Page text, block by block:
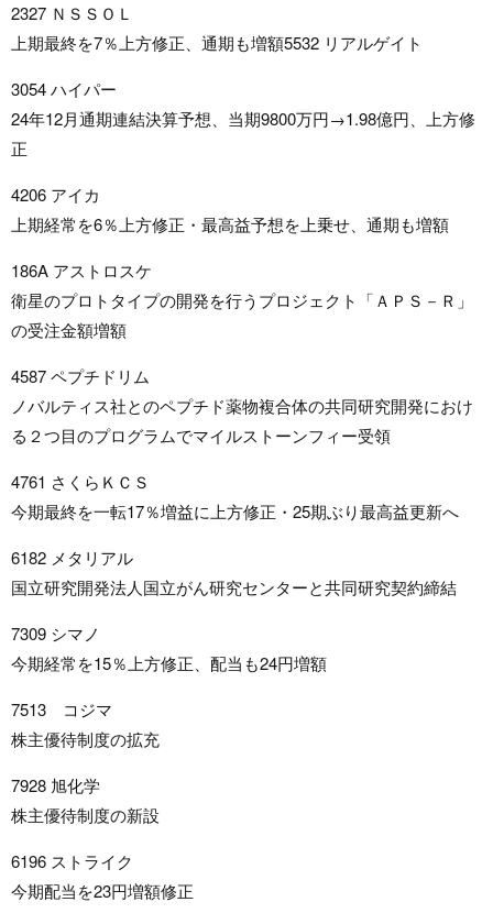
2327 ＮＳＳＯＬ
上期最終を7％上方修正、通期も増額5532 リアルゲイト
3054 ハイパー
24年12月通期連結決算予想、当期9800万円→1.98億円、上方修
正
4206 アイカ
上期経常を6％上方修正・最高益予想を上乗せ、通期も増額
186A アストロスケ
衛星のプロトタイプの開発を行うプロジェクト「ＡＰＳ－Ｒ」
の受注金額増額
4587 ペプチドリム
ノバルティス社とのペプチド薬物複合体の共同研究開発におけ
る２つ目のプログラムでマイルストーンフィー受領
4761 さくらＫＣＳ
今期最終を一転17％増益に上方修正・25期ぶり最高益更新へ
6182 メタリアル
国立研究開発法人国立がん研究センターと共同研究契約締結
7309 シマノ
今期経常を15％上方修正、配当も24円増額
7513 コジマ
株主優待制度の拡充
7928 旭化学
株主優待制度の新設
6196 ストライク
今期配当を23円増額修正